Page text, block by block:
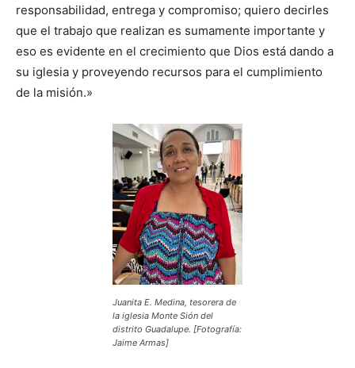
responsabilidad, entrega y compromiso; quiero decirles
que el trabajo que realizan es sumamente importante y
eso es evidente en el crecimiento que Dios está dando a
su iglesia y proveyendo recursos para el cumplimiento
de la misión.»
Juanita E. Medina, tesorera de
la iglesia Monte Sión del
distrito Guadalupe. [Fotografía:
Jaime Armas]